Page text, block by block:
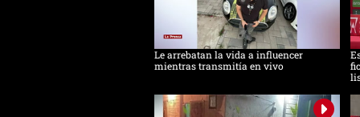
Le arrebatan la vida a influencer
mientras transmitía en vivo